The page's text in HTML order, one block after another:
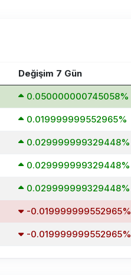
Değişim 7 Gün
0.050000000745058%
0.019999999552965%
0.029999999329448%
0.029999999329448%
0.029999999329448%
-0.019999999552965%
-0.019999999552965%